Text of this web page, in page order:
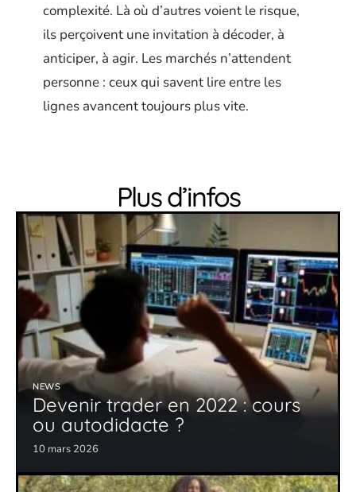
complexité. Là où d’autres voient le risque,
ils perçoivent une invitation à décoder, à
anticiper, à agir. Les marchés n’attendent
personne : ceux qui savent lire entre les
lignes avancent toujours plus vite.
Plus d’infos
NEWS
Devenir trader en 2022 : cours
ou autodidacte ?
10 mars 2026